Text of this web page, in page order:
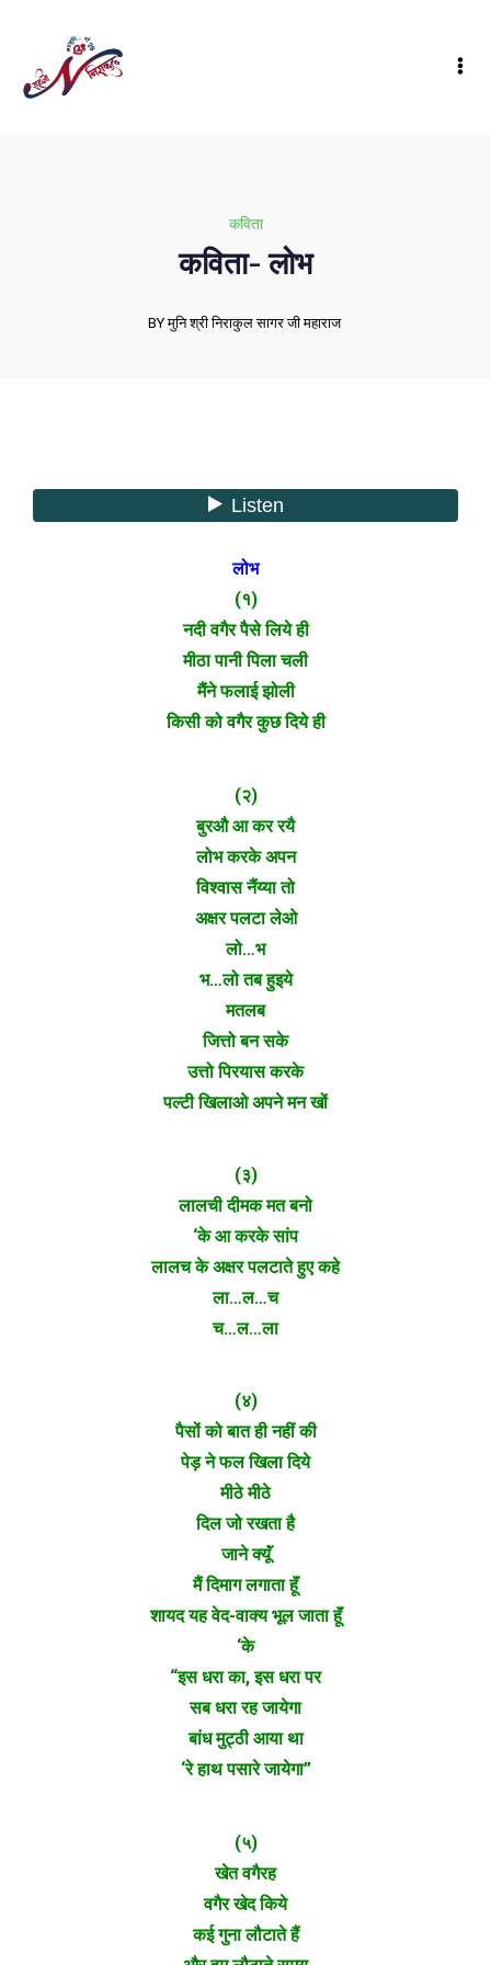
कविता
कविता- लोभ
BY मुनि श्री निराकुल सागर जी महाराज
लोभ
(१)
नदी वगैर पैसे लिये ही
मीठा पानी पिला चली
मैंने फलाई झोली
किसी को वगैर कुछ दिये ही
(२)
बुरऔ आ कर रयै
लोभ करके अपन
विश्वास नैंय्या तो
अक्षर पलटा लेओ
लो…भ
भ…लो तब हुइये
मतलब
जित्तो बन सके
उत्तो पिरयास करके
पल्टी खिलाओ अपने मन खों
(३)
लालची दीमक मत बनो
‘के आ करके सांप
लालच के अक्षर पलटाते हुए कहे
ला…ल…च
च…ल…ला
(४)
पैसों को बात ही नहीं की
पेड़ ने फल खिला दिये
मीठे मीठे
दिल जो रखता है
जाने क्यूॅं
मैं दिमाग लगाता हूॅं
शायद यह वेद-वाक्य भूल जाता हूॅं
‘के
“इस धरा का, इस धरा पर
सब धरा रह जायेगा
बांध मुट्ठी आया था
‘रे हाथ पसारे जायेगा”
(५)
खेत वगैरह
वगैर खेद किये
कई गुना लौटाते हैं